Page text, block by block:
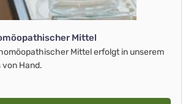
Mittel
Mittel erfolgt in unserem
Hand.